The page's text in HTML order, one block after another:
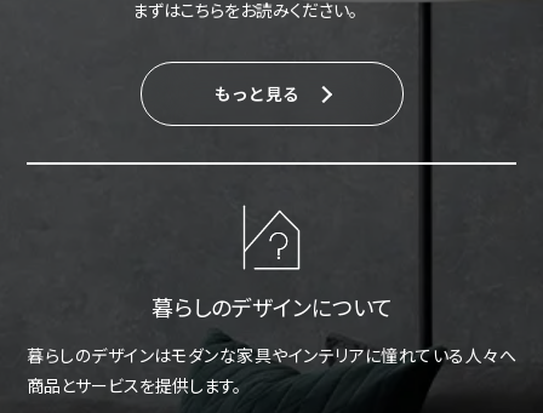
まずはこちらをお読みください。
もっと見る
暮らしのデザインについて
暮らしのデザインはモダンな家具やインテリアに憧れている人々へ
商品とサービスを提供します。